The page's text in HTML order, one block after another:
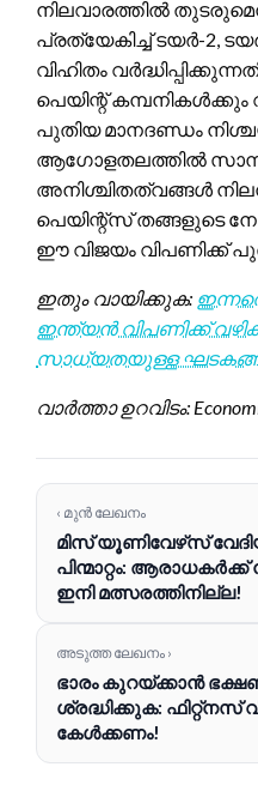
നിലവാരത്തിൽ
പ്രത്യേകിച്ച് ടയർ-2,
വിഹിതം
പെയിന്റ്
പുതിയ മാനദണ്ഡം
ആഗോളതലത്തിൽ
അനിശ്ചിതത്വങ്ങൾ
പെയിന്റ്സ് തങ്ങളുടെ
ഈ വിജയം വിപണിക്ക്
ഇതും വായിക്കുക:
ഇന്ത്യൻ വിപണിക്ക്
സാധ്യതയുള്ള
വാർത്താ ഉറവിടം:
‹ മുൻ ലേഖനം
മിസ് യൂണിവേഴ്‌സ്
പിന്മാറ്റം:
ഇനി മത്സരത്തിനില്ല!
അടുത്ത ലേഖനം ›
ഭാരം കുറയ്ക്കാൻ
ശ്രദ്ധിക്കുക: ഫിറ്റ്‌നസ്
കേൾക്കണം!